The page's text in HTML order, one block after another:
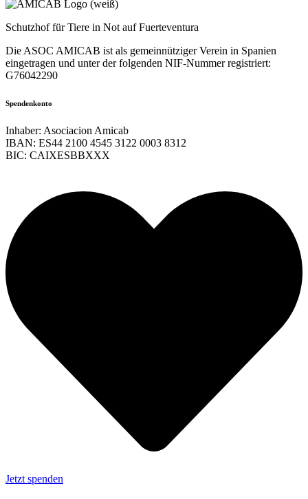
Schutzhof für Tiere in Not auf Fuerteventura
Die ASOC AMICAB ist als gemeinnütziger Verein in Spanien
eingetragen und unter der folgenden NIF-Nummer registriert:
G76042290
Spendenkonto
Inhaber: Asociacion Amicab
IBAN: ES44 2100 4545 3122 0003 8312
BIC: CAIXESBBXXX
Jetzt spenden